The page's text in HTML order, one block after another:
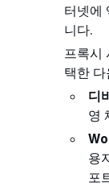
터넷에
니다.
프록시
택한 다
디
영
용
포